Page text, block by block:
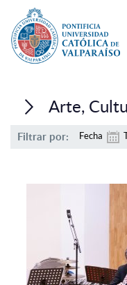
Investigación,
PUCV Internacional
Admisión
Postgrado
Arte,
Filtrar por: Fecha